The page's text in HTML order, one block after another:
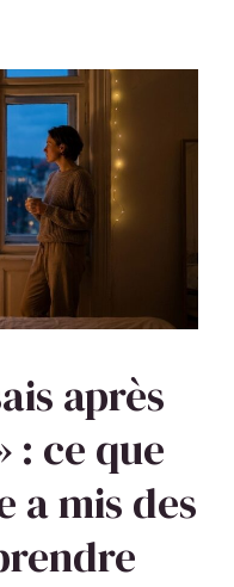
après
: ce que
a mis des